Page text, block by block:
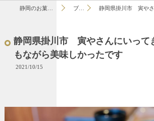
静岡のお菓子教室はlulu ブログ 静岡県掛川市 寅やさんにいって
静岡県掛川市 寅やさんにいっ
もながら美味しかったです
2021/10/15